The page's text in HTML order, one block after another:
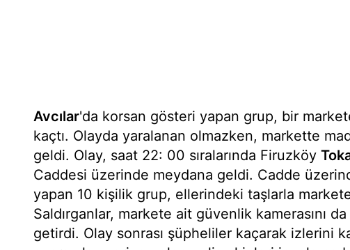
Avcılar'da korsan gösteri yapan grup, bir
kaçtı. Olayda yaralanan olmazken, markette
geldi. Olay, saat 22: 00 sıralarında Firuzköy
Caddesi üzerinde meydana geldi. Cadde
yapan 10 kişilik grup, ellerindeki taşlarla markete
Saldırganlar, markete ait güvenlik kamerasını
getirdi. Olay sonrası şüpheliler kaçarak izlerini